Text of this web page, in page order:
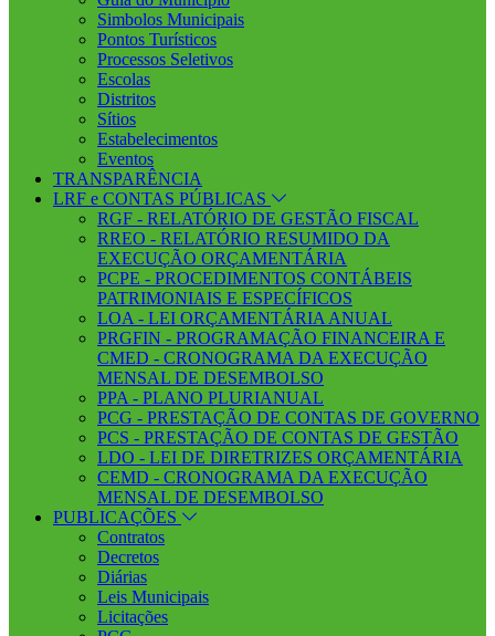
Simbolos Municipais
Pontos Turísticos
Processos Seletivos
Escolas
Distritos
Sítios
Estabelecimentos
Eventos
TRANSPARÊNCIA
LRF e CONTAS PÚBLICAS
RGF - RELATÓRIO DE GESTÃO FISCAL
RREO - RELATÓRIO RESUMIDO DA
EXECUÇÃO ORÇAMENTÁRIA
PCPE - PROCEDIMENTOS CONTÁBEIS
PATRIMONIAIS E ESPECÍFICOS
LOA - LEI ORÇAMENTÁRIA ANUAL
PRGFIN - PROGRAMAÇÃO FINANCEIRA E
CMED - CRONOGRAMA DA EXECUÇÃO
MENSAL DE DESEMBOLSO
PPA - PLANO PLURIANUAL
PCG - PRESTAÇÃO DE CONTAS DE GOVERNO
PCS - PRESTAÇÃO DE CONTAS DE GESTÃO
LDO - LEI DE DIRETRIZES ORÇAMENTÁRIA
CEMD - CRONOGRAMA DA EXECUÇÃO
MENSAL DE DESEMBOLSO
PUBLICAÇÕES
Contratos
Decretos
Diárias
Leis Municipais
Licitações